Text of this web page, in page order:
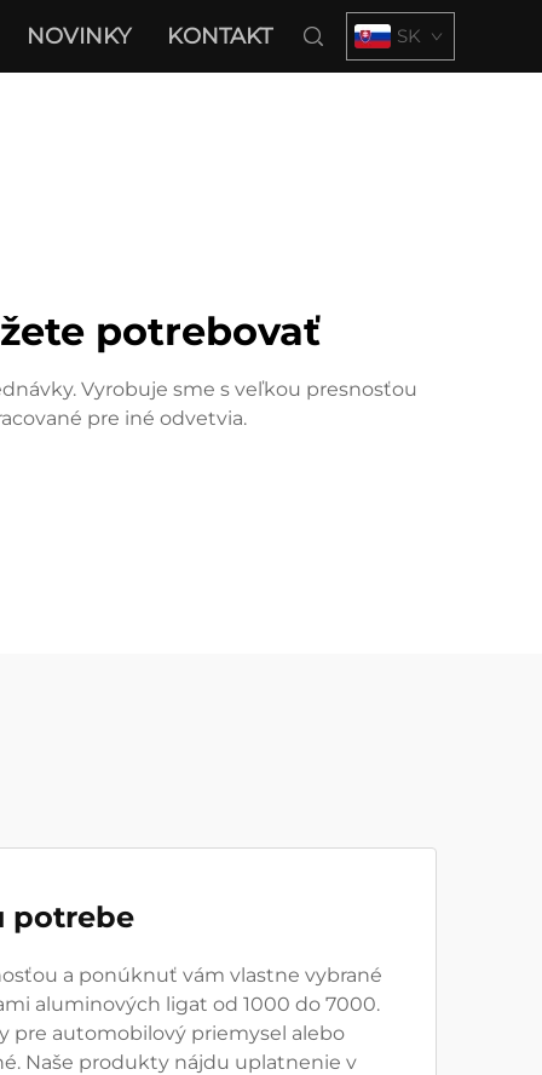
NOVINKY KONTAKT SK
potrebovať
Vyrobuje sme s veľkou presnosťou
pre iné odvetvia.
potrebe
a ponúknuť vám vlastne vybrané
aluminových ligat od 1000 do 7000.
pre automobilový priemysel alebo
Naše produkty nájdu uplatnenie v